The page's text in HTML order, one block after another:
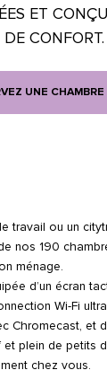
RÉSERVER
FR
LinkedIn
ET
CONFORT.
UNE CHAMBRE
travail ou un
nos 190
ménage.
d’un écran
Wi-Fi
Chromecast, et
et plein de petits
chez vous.